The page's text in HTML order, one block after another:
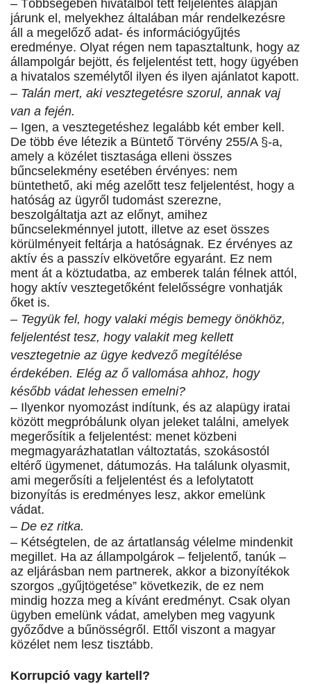
– Többségében hivatalból tett feljelentés alapján
járunk el, melyekhez általában már rendelkezésre
áll a megelőző adat- és információgyűjtés
eredménye. Olyat régen nem tapasztaltunk, hogy az
állampolgár bejött, és feljelentést tett, hogy ügyében
a hivatalos személytől ilyen és ilyen ajánlatot kapott.
– Talán mert, aki vesztegetésre szorul, annak vaj
van a fején.
– Igen, a vesztegetéshez legalább két ember kell.
De több éve létezik a Büntető Törvény 255/A §-a,
amely a közélet tisztasága elleni összes
bűncselekmény esetében érvényes: nem
büntethető, aki még azelőtt tesz feljelentést, hogy a
hatóság az ügyről tudomást szerezne,
beszolgáltatja azt az előnyt, amihez
bűncselekménnyel jutott, illetve az eset összes
körülményeit feltárja a hatóságnak. Ez érvényes az
aktív és a passzív elkövetőre egyaránt. Ez nem
ment át a köztudatba, az emberek talán félnek attól,
hogy aktív vesztegetőként felelősségre vonhatják
őket is.
– Tegyük fel, hogy valaki mégis bemegy önökhöz,
feljelentést tesz, hogy valakit meg kellett
vesztegetnie az ügye kedvező megítélése
érdekében. Elég az ő vallomása ahhoz, hogy
később vádat lehessen emelni?
– Ilyenkor nyomozást indítunk, és az alapügy iratai
között megpróbálunk olyan jeleket találni, amelyek
megerősítik a feljelentést: menet közbeni
megmagyarázhatatlan változtatás, szokásostól
eltérő ügymenet, dátumozás. Ha találunk olyasmit,
ami megerősíti a feljelentést és a lefolytatott
bizonyítás is eredményes lesz, akkor emelünk
vádat.
– De ez ritka.
– Kétségtelen, de az ártatlanság vélelme mindenkit
megillet. Ha az állampolgárok – feljelentő, tanúk –
az eljárásban nem partnerek, akkor a bizonyítékok
szorgos „gyűjtögetése” következik, de ez nem
mindig hozza meg a kívánt eredményt. Csak olyan
ügyben emelünk vádat, amelyben meg vagyunk
győződve a bűnösségről. Ettől viszont a magyar
közélet nem lesz tisztább.
Korrupció vagy kartell?